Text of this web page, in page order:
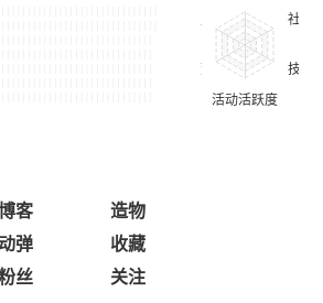
客
造物
弹
收藏
丝 关注